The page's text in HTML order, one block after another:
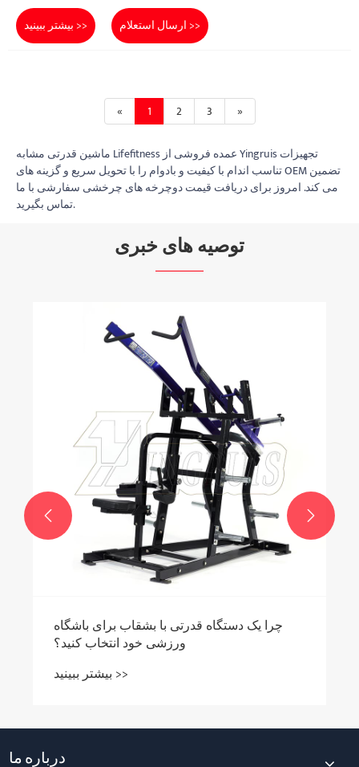
بیشتر ببینید >> ارسال استعلام >>
« 1 2 3 »
ماشین قدرتی مشابه Lifefitness عمده فروشی از Yingruis تجهیزات
تناسب اندام با کیفیت و بادوام را با تحویل سریع و گزینه های OEM تضمین
می کند. امروز برای دریافت قیمت دوچرخه های چرخشی سفارشی با ما
تماس بگیرید.
توصیه های خبری
چرا یک دستگاه قدرتی با بشقاب برای باشگاه
ورزشی خود انتخاب کنید؟
بیشتر ببینید >>
 
درباره ما